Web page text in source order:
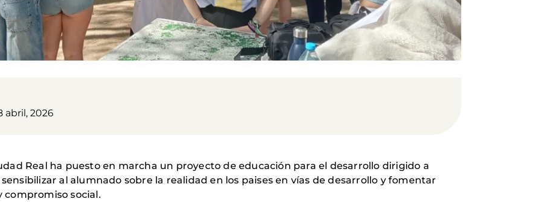
abril, 2026
Real ha puesto en marcha un proyecto de educación para el desarrollo dirigido a
al alumnado sobre la realidad en los paises en vías de desarrollo y fomentar
compromiso social.